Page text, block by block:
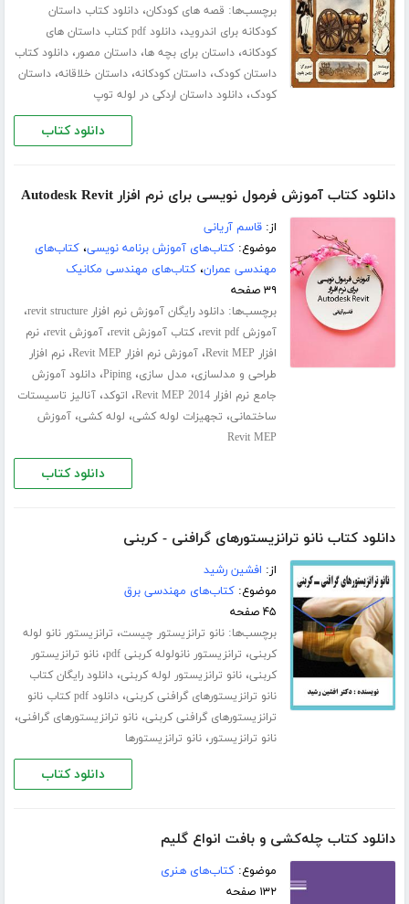
برچسب‌ها: قصه های کودکان،دانلود کتاب داستان
کودکانه برای اندروید،
دانلود pdf کتاب داستان های
کودکانه،داستان برای بچه ها،داستان مصور،دانلود کتاب
داستان کودک،داستان کودکانه،داستان خلاقانه،داستان
کودک،دانلود داستان اردکی در لوله توپ
دانلود کتاب
دانلود کتاب آموزش فرمول نویسی برای نرم افزار Autodesk Revit
از:قاسم آریانی
موضوع:کتاب‌های آموزش برنامه نویسی،کتاب‌های
مهندسی عمران،کتاب‌های مهندسی مکانیک
۳۹ صفحه
برچسب‌ها:دانلود رایگان آموزش نرم افزار revit structure ،
آموزش revit pdf ،کتاب آموزش revit ،آموزش revit ،نرم
افزار Revit MEP
،آموزش نرم افزار Revit MEP ،نرم افزار
طراحی و مدلسازی، مدل سازی،Piping،دانلود آموزش
جامع نرم افزار Revit MEP 2014
، اتوکد،آنالیز تاسیستات
ساختمانی، تجهیزات لوله کشی، لوله کشی،آموزش
Revit MEP
دانلود کتاب
دانلود کتاب نانو ترانزیستورهای گرافنی - کربنی
از: افشین رشید
موضوع:کتاب‌های مهندسی برق
۴۵ صفحه
برچسب‌ها:نانو ترانزیستور چیست، ترانزیستور نانو لوله
کربنی، ترانزیستور نانولوله کربنی pdf ،نانو ترانزیستور
کربنی،نانو ترانزیستور لوله کربنی،دانلود رایگان کتاب
نانو ترانزیستورهای گرافنی کربنی،
دانلود pdf کتاب نانو
ترانزیستورهای گرافنی کربنی،نانو ترانزیستورهای گرافنی،
نانو ترانزیستور،نانو ترانزیستورها
دانلود کتاب
دانلود کتاب چله‌کشی و بافت انواع گلیم
موضوع:کتاب‌های هنری
۱۳۲ صفحه